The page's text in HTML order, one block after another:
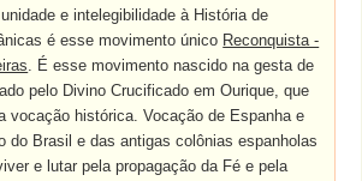
e intelegibilidade à História de
é esse movimento único Reconquista -
. É esse movimento nascido na gesta de
pelo Divino Crucificado em Ourique, que
vocação histórica. Vocação de Espanha e
do Brasil e das antigas colônias espanholas
e lutar pela propagação da Fé e pela